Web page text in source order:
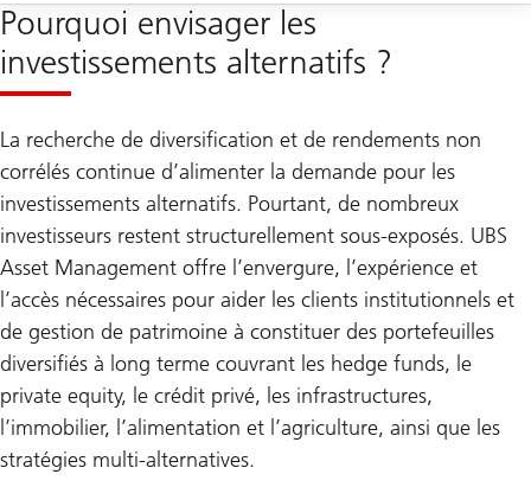
Pourquoi envisager les
investissements alternatifs ?
La recherche de diversification et de rendements non
corrélés continue d’alimenter la demande pour les
investissements alternatifs. Pourtant, de nombreux
investisseurs restent structurellement sous-exposés. UBS
Asset Management offre l’envergure, l’expérience et
l’accès nécessaires pour aider les clients institutionnels et
de gestion de patrimoine à constituer des portefeuilles
diversifiés à long terme couvrant les hedge funds, le
private equity, le crédit privé, les infrastructures,
l’immobilier, l’alimentation et l’agriculture, ainsi que les
stratégies multi-alternatives.